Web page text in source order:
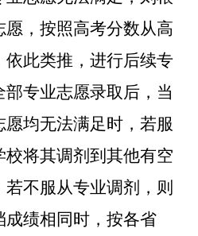
，按照高考分数从高
此类推，进行后续专
专业志愿录取后，当
均无法满足时，若服
校将其调剂到其他有空
不服从专业调剂，则
绩相同时，按各省